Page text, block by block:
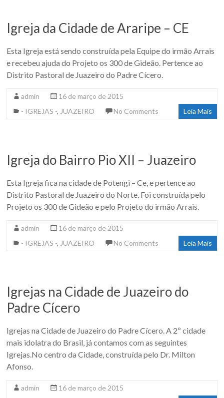
Igreja da Cidade de Araripe – CE
Esta Igreja está sendo construída pela Equipe do irmão Arrais
e recebeu ajuda do Projeto os 300 de Gideão. Pertence ao
Distrito Pastoral de Juazeiro do Padre Cícero.
admin
16 de março de 2015
- IGREJAS -, JUAZEIRO No Comments Leia Mais
Igreja do Bairro Pio XII – Juazeiro
Esta Igreja fica na cidade de Potengi – Ce, e pertence ao
Distrito Pastoral de Juazeiro do Norte. Foi construída pelo
Projeto os 300 de Gideão e pelo Projeto do irmão Arrais.
admin
16 de março de 2015
- IGREJAS -, JUAZEIRO No Comments Leia Mais
Igrejas na Cidade de Juazeiro do
Padre Cícero
Igrejas na Cidade de Juazeiro do Padre Cícero. A 2º cidade
mais idolatra do Brasil, já contamos com as seguintes
Igrejas.No centro da Cidade, construída pelo Dr. Milton
Afonso.
admin
16 de março de 2015